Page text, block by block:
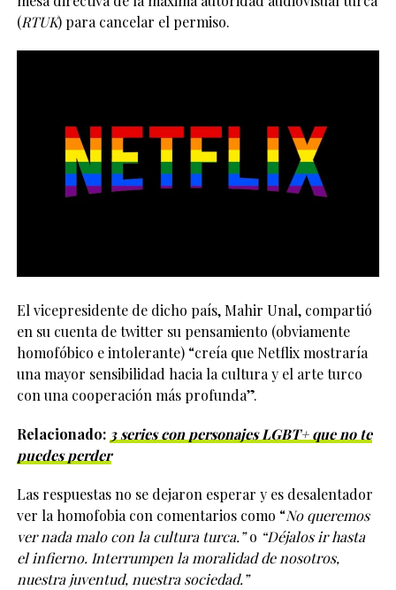
(RTUK) para cancelar el permiso.
El vicepresidente de dicho país, Mahir Unal, compartió
en su cuenta de twitter su pensamiento (obviamente
homofóbico e intolerante) “creía que Netflix mostraría
una mayor sensibilidad hacia la cultura y el arte turco
con una cooperación más profunda”.
Relacionado: 3 series con personajes LGBT+ que no te
puedes perder
Las respuestas no se dejaron esperar y es desalentador
ver la homofobia con comentarios como “No queremos
ver nada malo con la cultura turca.”o “Déjalos ir hasta
el infierno. Interrumpen la moralidad de nosotros,
nuestra juventud, nuestra sociedad.”